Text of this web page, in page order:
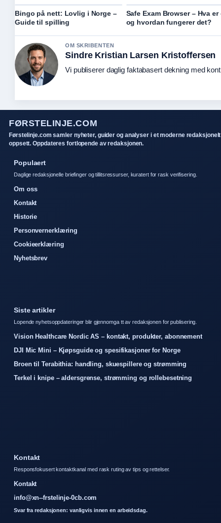
Bingo på nett: Lovlig i Norge –
Guide til spilling
Safe Exam Browser – Hva er
og hvordan fungerer det?
OM SKRIBENTEN
Sindre Kristian Larsen Kristoffersen
Vi publiserer daglig faktabasert dekning med
FØRSTELINJE.COM
Førstelinje.com samler nyheter, guider og analyser i et moderne redaksjonelt
oppsett. Oppdateres fortlopende av redaksjonen.
Populaert
Daglige redaksjonelle briefinger og tillitsressurser, kuratert for rask verifisering.
Om oss
Kontakt
Historie
Personvernerklæring
Cookieerklæring
Nyhetsbrev
Siste artikler
Lopende nyhetsoppdateringer blir gjennomga tt av redaksjonen for publisering.
Vision Healthcare Nordic AS – kontakt, produkter, abonnement
DJI Mic Mini – Kjøpsguide og spesifikasjoner for Norge
Broen til Terabithia: handling, skuespillere og strømming
Terkel i knipe – aldersgrense, strømming og rollebesetning
Kontakt
Responsfokusert kontaktkanal med rask ruting av tips og rettelser.
Kontakt
info@xn--frstelinje-0cb.com
Svar fra redaksjonen: vanligvis innen en arbeidsdag.